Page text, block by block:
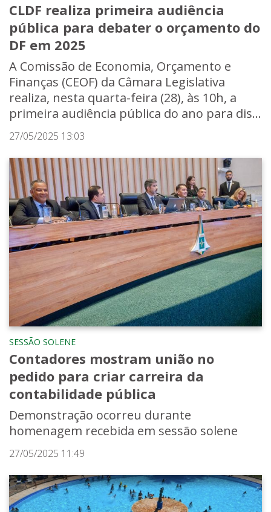
CLDF realiza primeira audiência
pública para debater o orçamento do
DF em 2025
A Comissão de Economia, Orçamento e
Finanças (CEOF) da Câmara Legislativa
realiza, nesta quarta-feira (28), às 10h, a
primeira audiência pública do ano para dis...
27/05/2025 13:03
SESSÃO SOLENE
Contadores mostram união no
pedido para criar carreira da
contabilidade pública
Demonstração ocorreu durante
homenagem recebida em sessão solene
27/05/2025 11:49